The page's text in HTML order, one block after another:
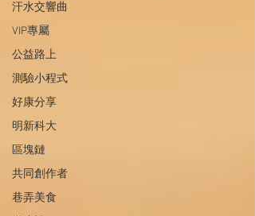
汗水交響曲
VIP專屬
公益路上
測驗小程式
好康分享
明新科大
區塊鏈
共同創作者
巷弄美食